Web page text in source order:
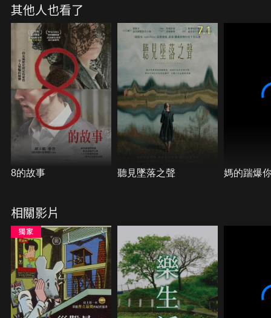
共同交織的旅程。
其他人也看了
8的故事
7.1
聽見墜落之聲 媽的踹爆
相關影片